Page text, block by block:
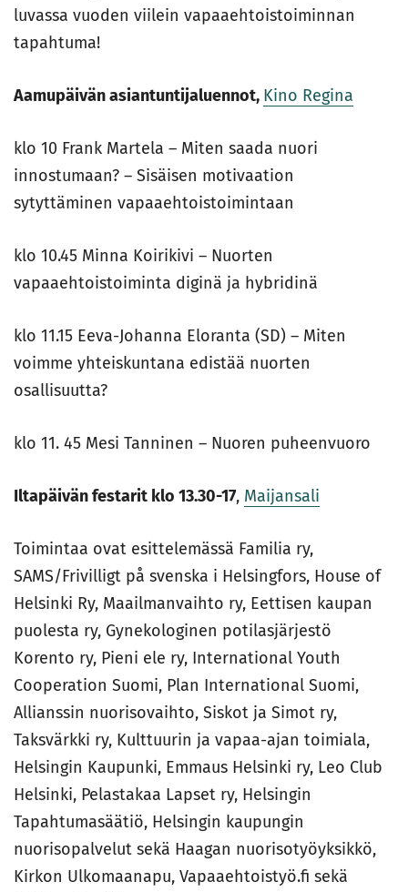
luvassa vuoden viilein vapaaehtoistoiminnan
tapahtuma!
Aamupäivän asiantuntijaluennot, Kino Regina
klo 10 Frank Martela – Miten saada nuori
innostumaan? – Sisäisen motivaation
sytyttäminen vapaaehtoistoimintaan
klo 10.45 Minna Koirikivi – Nuorten
vapaaehtoistoiminta diginä ja hybridinä
klo 11.15 Eeva-Johanna Eloranta (SD) – Miten
voimme yhteiskuntana edistää nuorten
osallisuutta?
klo 11. 45 Mesi Tanninen – Nuoren puheenvuoro
Iltapäivän festarit klo 13.30-17, Maijansali
Toimintaa ovat esittelemässä Familia ry,
SAMS/Frivilligt på svenska i Helsingfors, House of
Helsinki Ry, Maailmanvaihto ry, Eettisen kaupan
puolesta ry, Gynekologinen potilasjärjestö
Korento ry, Pieni ele ry, International Youth
Cooperation Suomi, Plan International Suomi,
Allianssin nuorisovaihto, Siskot ja Simot ry,
Taksvärkki ry, Kulttuurin ja vapaa-ajan toimiala,
Helsingin Kaupunki, Emmaus Helsinki ry, Leo Club
Helsinki, Pelastakaa Lapset ry, Helsingin
Tapahtumasäätiö, Helsingin kaupungin
nuorisopalvelut sekä Haagan nuorisotyöyksikkö,
Kirkon Ulkomaanapu, Vapaaehtoistyö.fi sekä